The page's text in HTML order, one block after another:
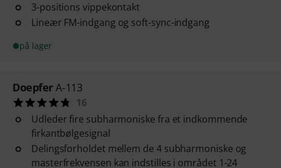
3-positions vippekontakt
Lineær FM-indgang og soft-sync-indgang
på lager
DoepferA-113
16
Udleder fire subharmoniske fra et indkommende
firkantbølgesignal
Delingsforholdet mellem de 4 subharmoniske og
masterfrekvensen kan indstilles i området 1-24